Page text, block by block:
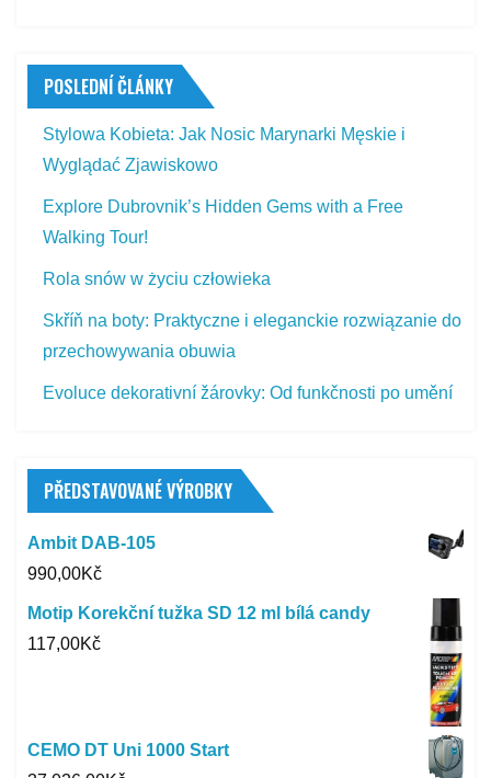
POSLEDNÍ ČLÁNKY
Stylowa Kobieta: Jak Nosic Marynarki Męskie i
Wyglądać Zjawiskowo
Explore Dubrovnik’s Hidden Gems with a Free
Walking Tour!
Rola snów w życiu człowieka
Skříň na boty: Praktyczne i eleganckie rozwiązanie do
przechowywania obuwia
Evoluce dekorativní žárovky: Od funkčnosti po umění
PŘEDSTAVOVANÉ VÝROBKY
Ambit DAB-105
990,00Kč
Motip Korekční tužka SD 12 ml bílá candy
117,00Kč
CEMO DT Uni 1000 Start